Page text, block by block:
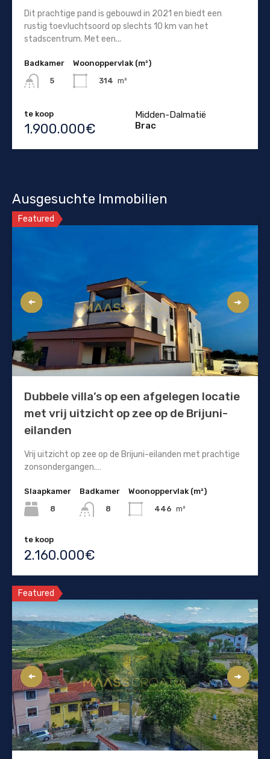
Dit prachtige pand is gebouwd in 2021 en biedt een
rustig toevluchtsoord op slechts 10 km van het
stadscentrum. Met een...
Badkamer
5
Woonoppervlak (m²)
314 m²
te koop
1.900.000€
Midden-Dalmatië
Brac
Ausgesuchte Immobilien
Featured
Dubbele villa’s op een afgelegen locatie
met vrij uitzicht op zee op de Brijuni-
eilanden
Vrij uitzicht op zee op de Brijuni-eilanden met prachtige
zonsondergangen.…
Slaapkamer
8
Badkamer
8
Woonoppervlak (m²)
446 m²
te koop
2.160.000€
Featured